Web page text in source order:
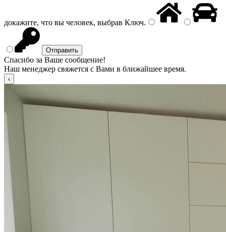
докажите, что вы человек, выбрав Ключ.
Спасибо за Ваше сообщение!
Наш менеджер свяжется с Вами в ближайшее время.